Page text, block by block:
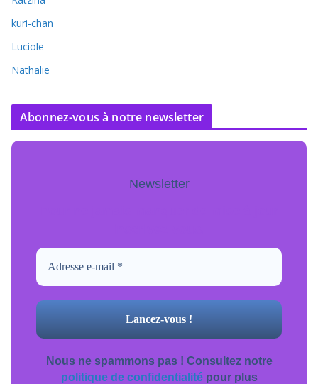
kuri-chan
Luciole
Nathalie
Abonnez-vous à notre newsletter
Newsletter
Nous ne spammons pas ! Consultez notre
politique de confidentialitépour plus